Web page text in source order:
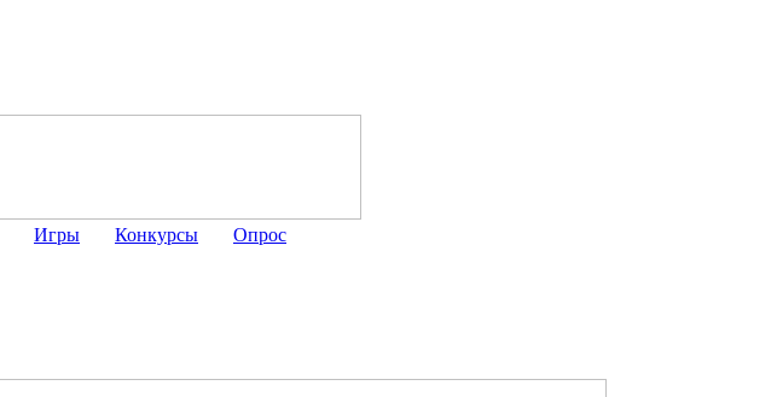
Игры Конкурсы
Опрос